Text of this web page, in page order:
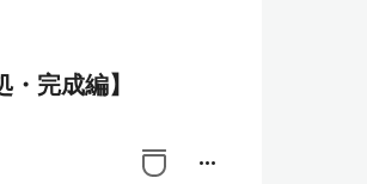
完成編】
more_horiz